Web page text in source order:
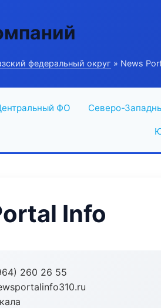
федеральный округ » News
ФО Северо-
Info
260 26 55